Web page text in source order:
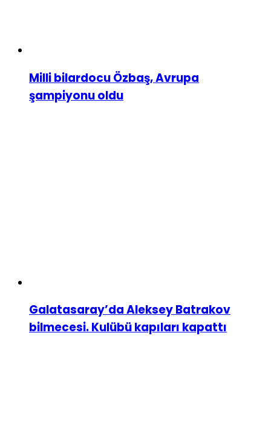
Milli bilardocu Özbaş, Avrupa
şampiyonu oldu
Galatasaray’da Aleksey Batrakov
bilmecesi. Kulübü kapıları kapattı